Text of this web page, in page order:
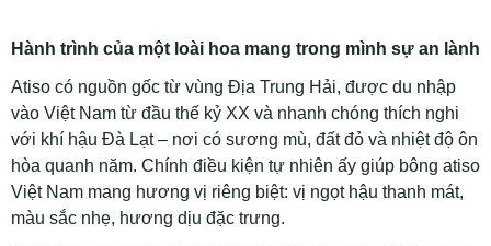
Hành trình của một loài hoa mang trong mình sự an lành
Atiso có nguồn gốc từ vùng Địa Trung Hải, được du nhập
vào Việt Nam từ đầu thế kỷ XX và nhanh chóng thích nghi
với khí hậu Đà Lạt – nơi có sương mù, đất đỏ và nhiệt độ ôn
hòa quanh năm. Chính điều kiện tự nhiên ấy giúp bông atiso
Việt Nam mang hương vị riêng biệt: vị ngọt hậu thanh mát,
màu sắc nhẹ, hương dịu đặc trưng.